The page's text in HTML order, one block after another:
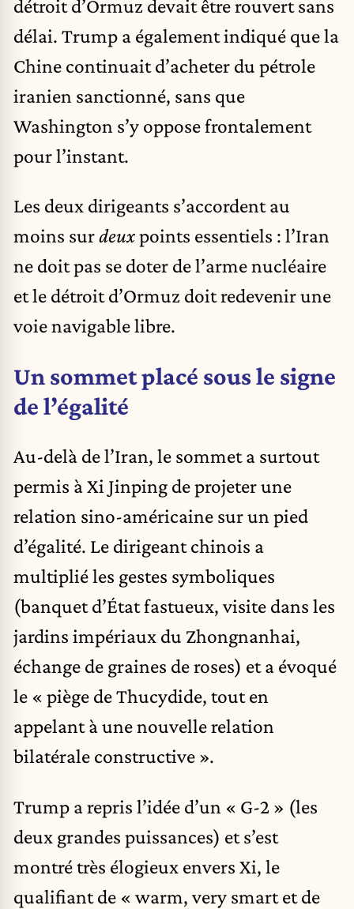
détroit d’Ormuz devait être rouvert sans
délai. Trump a également indiqué que la
Chine continuait d’acheter du pétrole
iranien sanctionné, sans que
Washington s’y oppose frontalement
pour l’instant.
Les deux dirigeants s’accordent au
moins surdeuxpoints essentiels : l’Iran
ne doit pas se doter de l’arme nucléaire
et le détroit d’Ormuz doit redevenir une
voie navigable libre.
Un sommet placé sous le signe
de l’égalité
Au-delà de l’Iran, le sommet a surtout
permis à Xi Jinping de projeter une
relation sino-américaine sur un pied
d’égalité. Le dirigeant chinois a
multiplié les gestes symboliques
(banquet d’État fastueux, visite dans les
jardins impériaux du Zhongnanhai,
échange de graines de roses) et a évoqué
le « piège de Thucydide, tout en
appelant à une nouvelle relation
bilatérale constructive ».
Trump a repris l’idée d’un « G-2 » (les
deux grandes puissances) et s’est
montré très élogieux envers Xi, le
qualifiant de « warm, very smart et de